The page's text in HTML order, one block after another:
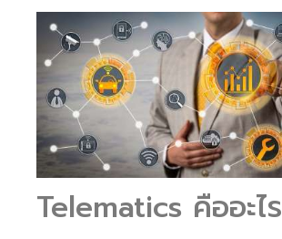
Telematics คืออะไร